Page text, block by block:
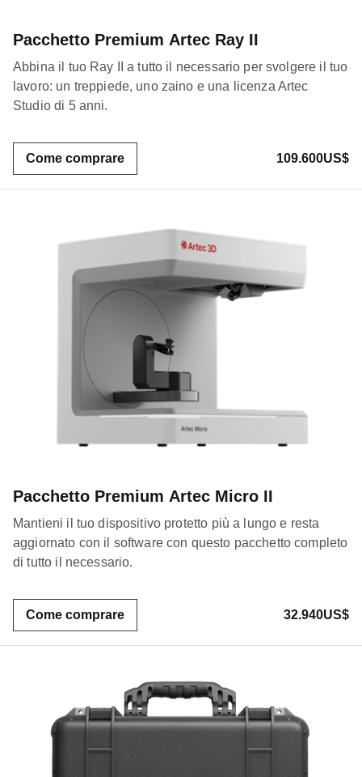
Pacchetto Premium Artec Ray II
Abbina il tuo Ray II a tutto il necessario per svolgere il tuo
lavoro: un treppiede, uno zaino e una licenza Artec
Studio di 5 anni.
Come comprare 109.600US$
Pacchetto Premium Artec Micro II
Mantieni il tuo dispositivo protetto più a lungo e resta
aggiornato con il software con questo pacchetto completo
di tutto il necessario.
Come comprare 32.940US$